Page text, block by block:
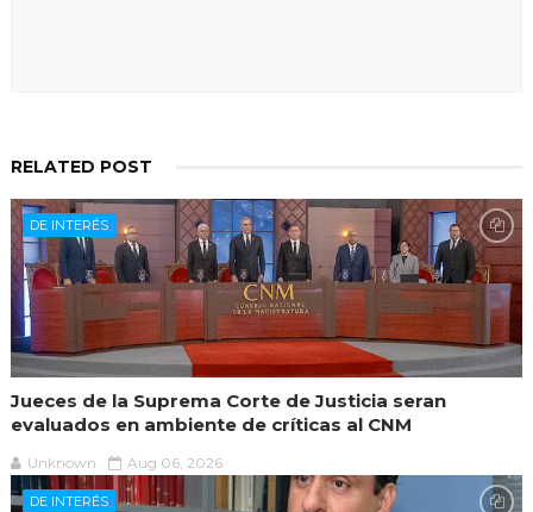
RELATED POST
DE INTERÉS
Jueces de la Suprema Corte de Justicia seran
evaluados en ambiente de críticas al CNM
Unknown Aug 06, 2026
DE INTERÉS